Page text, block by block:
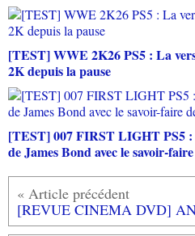
[TEST] WWE 2K26 PS5 : La
2K depuis la pause
[TEST] 007 FIRST LIGHT PS5 :
de James Bond avec le savoir-
[REVUE CINEMA DVD]